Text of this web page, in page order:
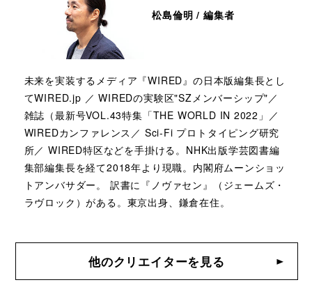
松島倫明 / 編集者
未来を実装するメディア『WIRED』の日本版編集長とし
てWIRED.jp ／ WIREDの実験区"SZメンバーシップ"／
雑誌（最新号VOL.43特集「THE WORLD IN 2022」／
WIREDカンファレンス／ Sci-Fi プロトタイピング研究
所／ WIRED特区などを手掛ける。NHK出版学芸図書編
集部編集長を経て2018年より現職。内閣府ムーンショッ
トアンバサダー。 訳書に『ノヴァセン』（ジェームズ・
ラヴロック）がある。東京出身、鎌倉在住。
他のクリエイターを見る